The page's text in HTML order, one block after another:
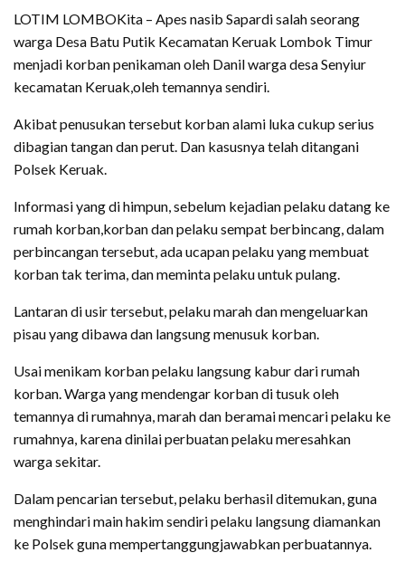
LOTIM LOMBOKita – Apes nasib Sapardi salah seorang
warga Desa Batu Putik Kecamatan Keruak Lombok Timur
menjadi korban penikaman oleh Danil warga desa Senyiur
kecamatan Keruak,oleh temannya sendiri.
Akibat penusukan tersebut korban alami luka cukup serius
dibagian tangan dan perut. Dan kasusnya telah ditangani
Polsek Keruak.
Informasi yang di himpun, sebelum kejadian pelaku datang ke
rumah korban,korban dan pelaku sempat berbincang, dalam
perbincangan tersebut, ada ucapan pelaku yang membuat
korban tak terima, dan meminta pelaku untuk pulang.
Lantaran di usir tersebut, pelaku marah dan mengeluarkan
pisau yang dibawa dan langsung menusuk korban.
Usai menikam korban pelaku langsung kabur dari rumah
korban. Warga yang mendengar korban di tusuk oleh
temannya di rumahnya, marah dan beramai mencari pelaku ke
rumahnya, karena dinilai perbuatan pelaku meresahkan
warga sekitar.
Dalam pencarian tersebut, pelaku berhasil ditemukan, guna
menghindari main hakim sendiri pelaku langsung diamankan
ke Polsek guna mempertanggungjawabkan perbuatannya.